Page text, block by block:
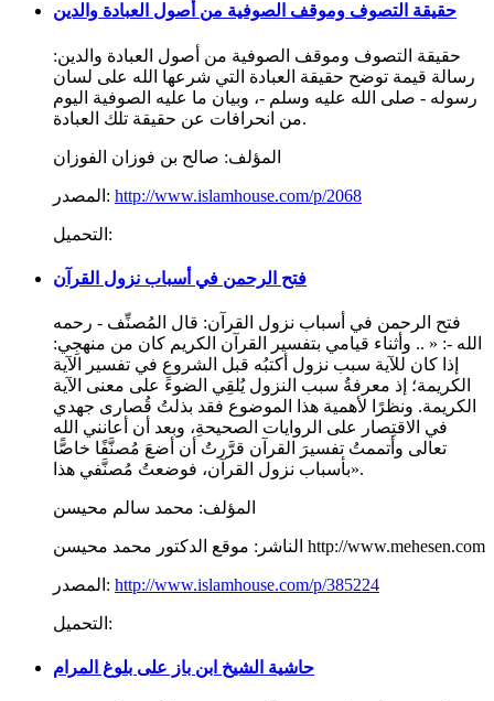
حقيقة التصوف وموقف الصوفية من أصول العبادة والدين
حقيقة التصوف وموقف الصوفية من أصول العبادة والدين:
رسالة قيمة توضح حقيقة العبادة التي شرعها الله على لسان
رسوله - صلى الله عليه وسلم -، وبيان ما عليه الصوفية اليوم
من انحرافات عن حقيقة تلك العبادة.
المؤلف: صالح بن فوزان الفوزان
المصدر: http://www.islamhouse.com/p/2068
التحميل:
فتح الرحمن في أسباب نزول القرآن
فتح الرحمن في أسباب نزول القرآن: قال المُصنِّف - رحمه
الله -: « .. وأثناء قيامي بتفسير القرآن الكريم كان من منهجِي:
إذا كان للآية سبب نزول أكتبُه قبل الشروعِ في تفسير الآية
الكريمة؛ إذ معرفةُ سبب النزول يُلقِي الضوءَ على معنى الآية
الكريمة. ونظرًا لأهمية هذا الموضوع فقد بذلتُ قُصارى جهدي
في الاقتِصار على الروايات الصحيحةِ، وبعد أن أعانني الله
تعالى وأتممتُ تفسيرَ القرآن قرَّرتُ أن أضعَ مُصنَّفًا خاصًّا
بأسباب نزول القرآن، فوضعتُ مُصنَّفي هذا».
المؤلف: محمد سالم محيسن
الناشر: موقع الدكتور محمد محيسن http://www.mehesen.com
المصدر: http://www.islamhouse.com/p/385224
التحميل:
حاشية الشيخ ابن باز على بلوغ المرام